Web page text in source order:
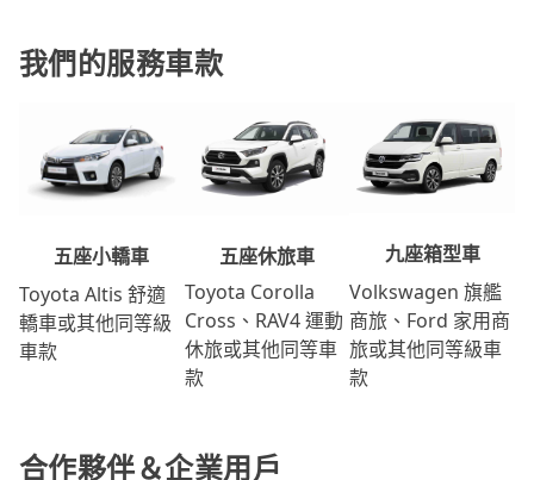
我們的服務車款
五座小轎車
Toyota Altis 舒適
轎車或其他同等級
車款
五座休旅車
Toyota Corolla
Cross、RAV4 運動
休旅或其他同等車
款
九座箱型車
Volkswagen 旗艦
商旅、Ford 家用商
旅或其他同等級車
款
合作夥伴＆企業用戶